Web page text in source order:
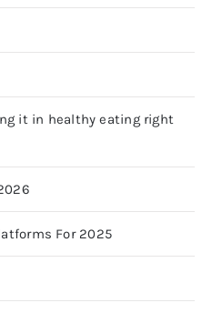
it in healthy eating right
For 2025